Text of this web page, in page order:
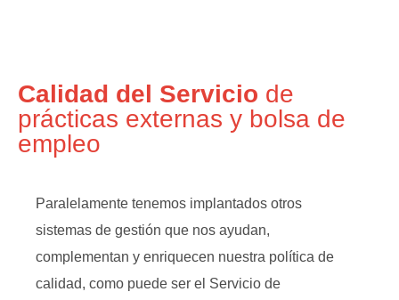
Calidad del Servicio de
prácticas externas y bolsa de
empleo
Paralelamente tenemos implantados otros
sistemas de gestión que nos ayudan,
complementan y enriquecen nuestra política de
calidad, como puede ser el Servicio de